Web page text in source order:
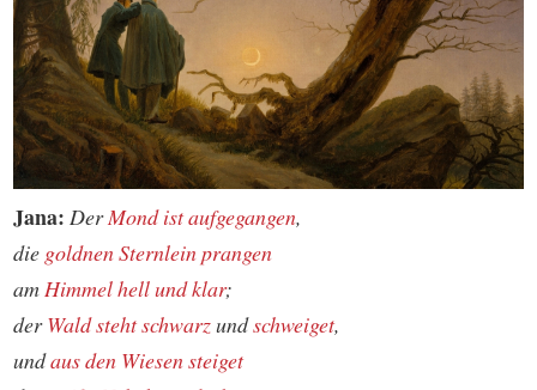
Jana: DerMond ist aufgegangen,
die goldnen Sternlein prangen
amHimmelhell und klar;
derWaldsteht schwarzundschweiget,
undaus den Wiesen steiget